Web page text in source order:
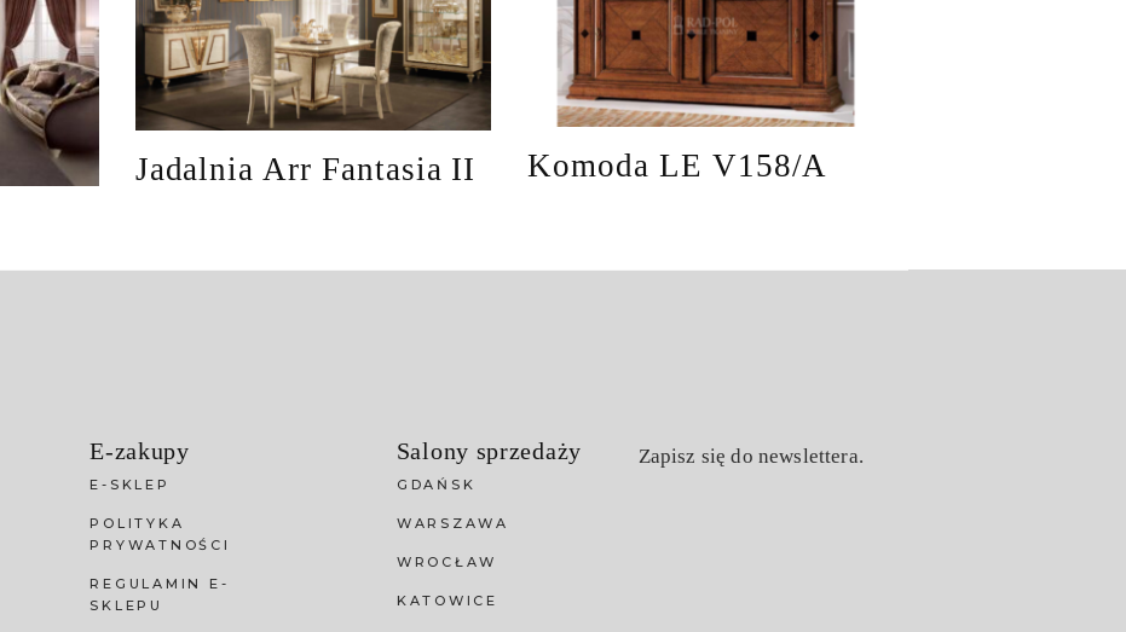
Jadalnia Arr Fantasia II Komoda LE V158/A
E-zakupy
E-SKLEP
POLITYKA
PRYWATNOŚCI
REGULAMIN E-
SKLEPU
Salony sprzedaży
GDAŃSK
WARSZAWA
WROCŁAW
KATOWICE
Zapisz się do newslettera.